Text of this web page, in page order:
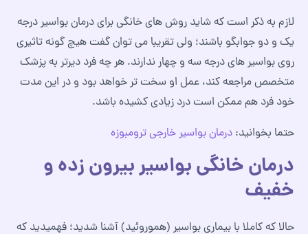
لازم به ذکر است که شاید روش های خانگی برای درمان بواسیر درجه
یک و دو جوابگو باشند؛ ولی تقریبا می توان گفت هیچ گونه تاثیری
روی بواسیر های درجه سه و چهار ندارند. هر چه فرد دیرتر به پزشک
متخصص مراجعه کند، عمل او سخت تر خواهد بود و در این مدت
خود فرد هم ممکن است درد زیادی کشیده باشد.
حتما بخوانید: درمان بواسیر خارجی ترومبوزه
درمان خانگی بواسیر بیرون زده و
خفیف
حالا که کاملا با بیماری بواسیر (هموروئید) آشنا شدید؛ فهمیدید که